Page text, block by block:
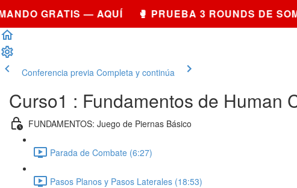
GRATIS — AQUÍ 🥊 PRUEBA 3 ROUNDS DE
Conferencia previa Completa y continúa
Curso1 : Fundamentos de Human
FUNDAMENTOS: Juego de Piernas Básico
Parada de Combate (6:27)
Pasos Planos y Pasos Laterales (18:53)